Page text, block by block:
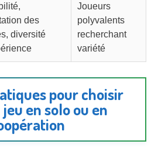
des
diversité
Joueurs
polyvalents
recherchant
variété
pour choisir
en solo ou en